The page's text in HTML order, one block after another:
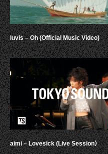
luvis – Oh (Official Music Video)
aimi – Lovesick (Live Session）